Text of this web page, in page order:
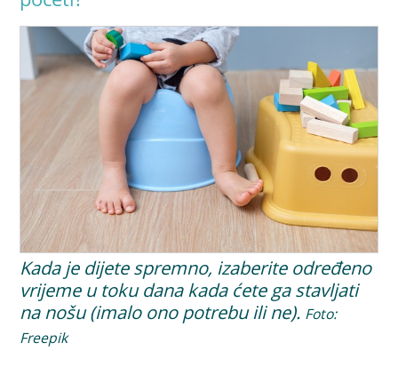
Kada je dijete spremno, izaberite određeno
vrijeme u toku dana kada ćete ga stavljati
na nošu (imalo ono potrebu ili ne). Foto:
Freepik